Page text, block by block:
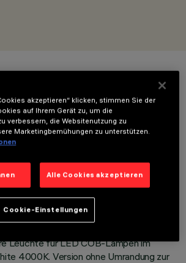
DATEN
Leuchte für LED COB-Lampen im
4000K. Version ohne Umrandung zur
akzeptieren“ klicken, stimmen Sie der
auf Ihrem Gerät zu, um die
verbessern, die Websitenutzung zu
Marketingbemühungen zu unterstützen.
Alle Cookies akzeptieren
Cookie-Einstellungen